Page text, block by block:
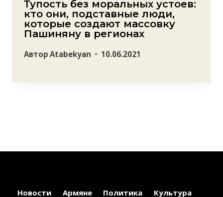
Тупость без моральных устоев:
кто они, подставные люди,
которые создают массовку
Пашиняну в регионах
Автор Atabekyan 10.06.2021
Новости Армяне Политика Культура